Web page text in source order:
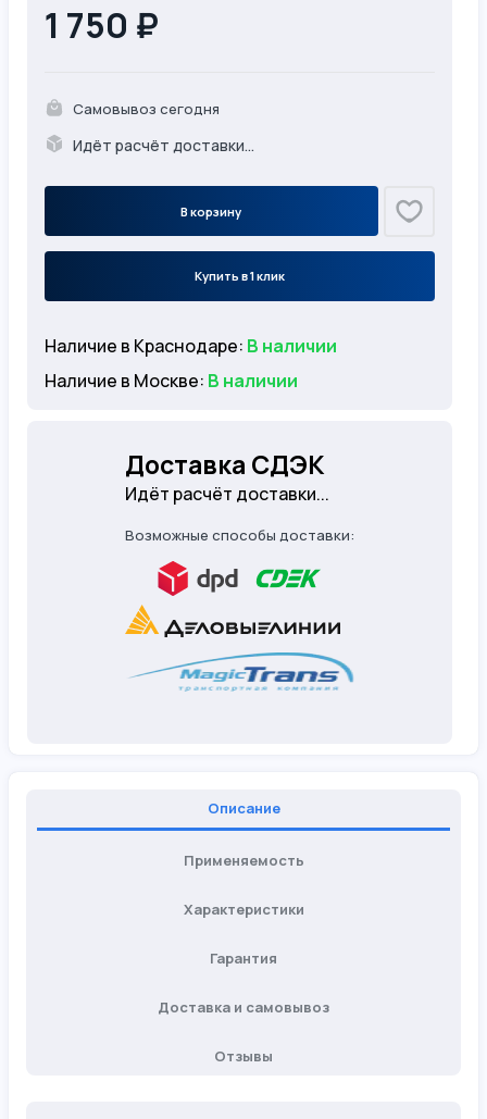
1 750 ₽
Самовывоз сегодня
Идёт расчёт доставки...
В корзину
Купить в 1 клик
Наличие в Краснодаре: В наличии
Наличие в Москве: В наличии
Доставка СДЭК
Идёт расчёт доставки...
Возможные способы доставки:
Описание
Применяемость
Характеристики
Гарантия
Доставка и самовывоз
Отзывы